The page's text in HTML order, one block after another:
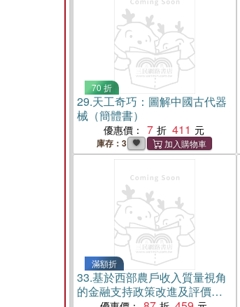
70 折
29.天工奇巧：圖解中國古代器
械（簡體書）
優惠價： 7 411
庫存：3
滿額折
33.基於西部農戶收入質量視角
的金融支持政策改進及評價